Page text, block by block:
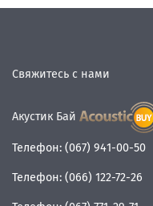
Свяжитесь с нами
Акустик Бай
Телефон: (067) 941-00-50
Телефон: (066) 122-72-26